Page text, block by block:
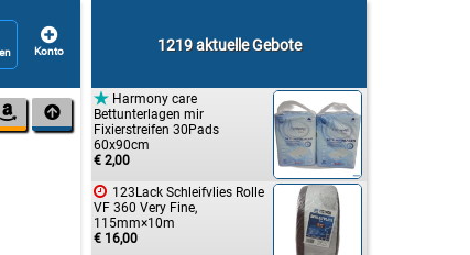

1219 aktuelle Gebote
 Harmony care
Bettunterlagen mir
Fixierstreifen 30Pads
60x90cm
€ 2,00
 123Lack Schleifvlies Rolle
VF 360 Very Fine,
115mm×10m
€ 16,00
 